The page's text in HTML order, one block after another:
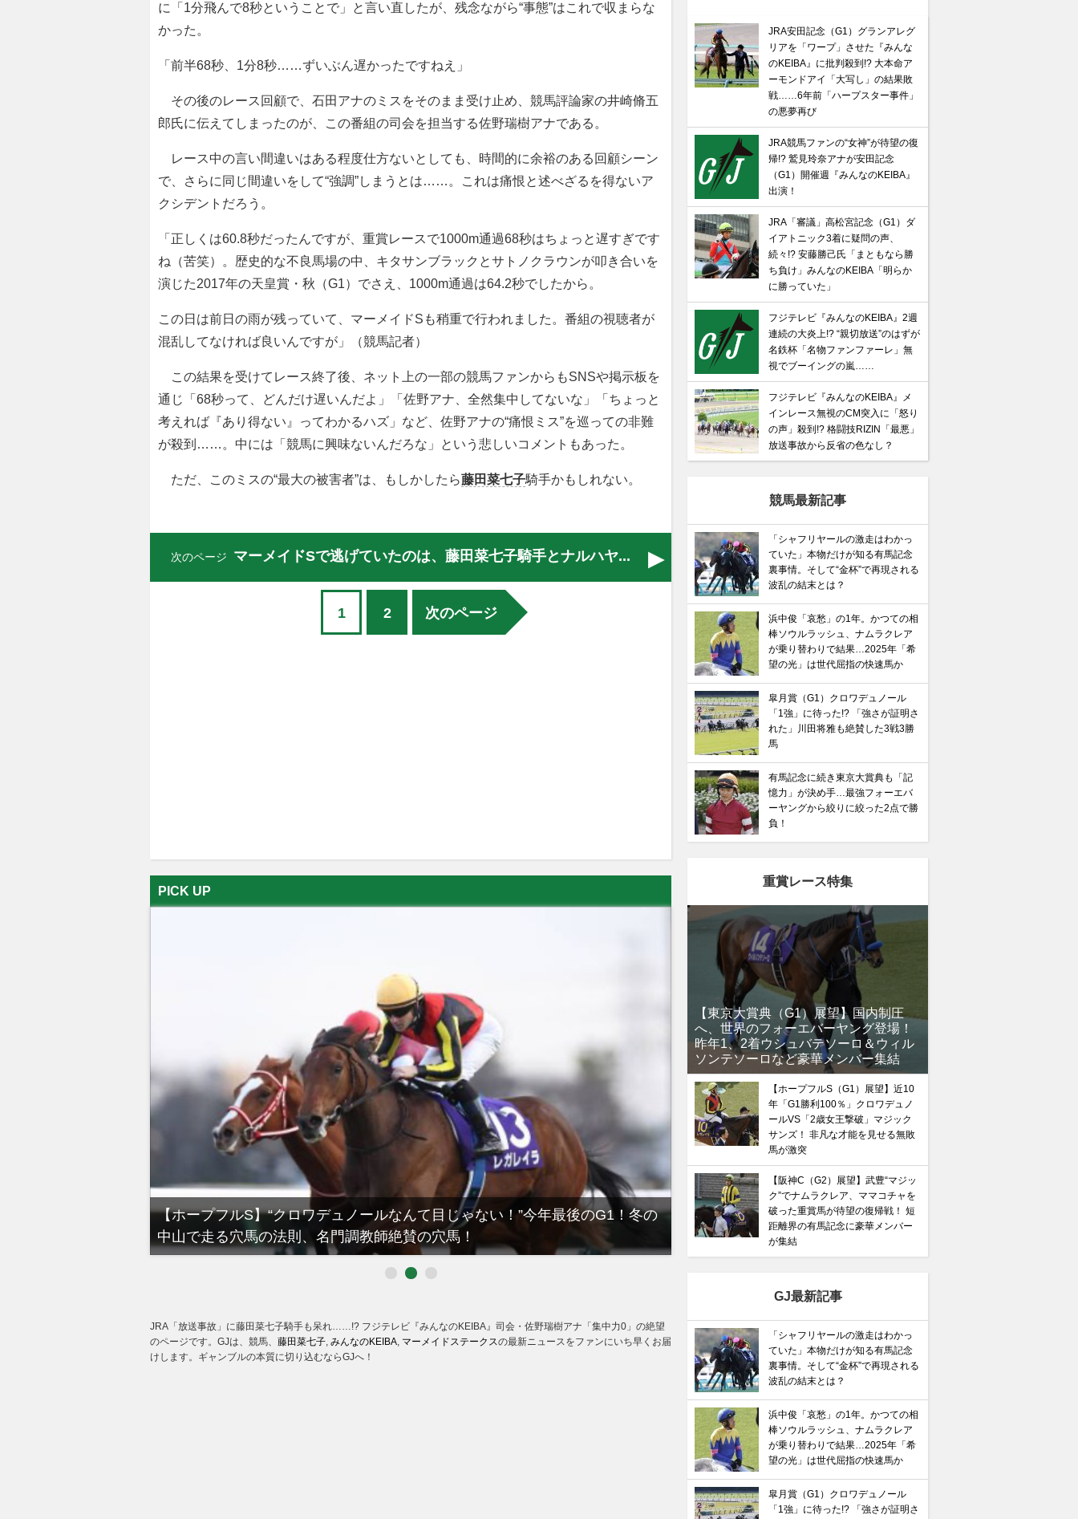
に「1分飛んで8秒ということで」と言い直したが、残念ながら“事態”はこれで収まらな
かった。
「前半68秒、1分8秒……ずいぶん遅かったですねえ」
その後のレース回顧で、石田アナのミスをそのまま受け止め、競馬評論家の井崎脩五
郎氏に伝えてしまったのが、この番組の司会を担当する佐野瑞樹アナである。
レース中の言い間違いはある程度仕方ないとしても、時間的に余裕のある回顧シーン
で、さらに同じ間違いをして“強調”しまうとは……。これは痛恨と述べざるを得ないア
クシデントだろう。
「正しくは60.8秒だったんですが、重賞レースで1000m通過68秒はちょっと遅すぎです
ね（苦笑）。歴史的な不良馬場の中、キタサンブラックとサトノクラウンが叩き合いを
演じた2017年の天皇賞・秋（G1）でさえ、1000m通過は64.2秒でしたから。
この日は前日の雨が残っていて、マーメイドSも稍重で行われました。番組の視聴者が
混乱してなければ良いんですが」（競馬記者）
この結果を受けてレース終了後、ネット上の一部の競馬ファンからもSNSや掲示板を
通じ「68秒って、どんだけ遅いんだよ」「佐野アナ、全然集中してないな」「ちょっと
考えれば『あり得ない』ってわかるハズ」など、佐野アナの“痛恨ミス”を巡っての非難
が殺到……。中には「競馬に興味ないんだろな」という悲しいコメントもあった。
ただ、このミスの“最大の被害者”は、もしかしたら藤田菜七子騎手かもしれない。
次のページ マーメイドSで逃げていたのは、藤田菜七子騎手とナルハヤ...
1 2 次のページ
PICK UP
【ホープフルS】“クロワデュノールなんて目じゃない！”今年最後のG1！冬の
中山で走る穴馬の法則、名門調教師絶賛の穴馬！
【有馬記念】武豊×ドウデュースを逆転できる候補3頭！と絶
るべき“隠れ穴馬！”
JRA「放送事故」に藤田菜七子騎手も呆れ……!? フジテレビ『みんなのKEIBA』司会・佐野瑞樹アナ「集中力0」の絶望
のページです。GJは、競馬、 藤田菜七子, みんなのKEIBA, マーメイドステークスの最新ニュースをファンにいち早くお届
けします。ギャンブルの本質に切り込むならGJへ！
JRA安田記念（G1）グランアレグ
リアを「ワープ」させた『みんな
のKEIBA』に批判殺到!? 大本命ア
ーモンドアイ「大写し」の結果敗
戦……6年前「ハープスター事件」
の悪夢再び
JRA競馬ファンの“女神”が待望の復
帰!? 鷲見玲奈アナが安田記念
（G1）開催週『みんなのKEIBA』
出演！
JRA「審議」高松宮記念（G1）ダ
イアトニック3着に疑問の声、
続々!? 安藤勝己氏「まともなら勝
ち負け」みんなのKEIBA「明らか
に勝っていた」
フジテレビ『みんなのKEIBA』2週
連続の大炎上!? “親切放送”のはずが
名鉄杯「名物ファンファーレ」無
視でブーイングの嵐……
フジテレビ『みんなのKEIBA』メ
インレース無視のCM突入に「怒り
の声」殺到!? 格闘技RIZIN「最悪」
放送事故から反省の色なし？
競馬最新記事
「シャフリヤールの激走はわかっ
ていた」本物だけが知る有馬記念
裏事情。そして“金杯”で再現される
波乱の結末とは？
浜中俊「哀愁」の1年。かつての相
棒ソウルラッシュ、ナムラクレア
が乗り替わりで結果…2025年「希
望の光」は世代屈指の快速馬か
皐月賞（G1）クロワデュノール
「1強」に待った!? 「強さが証明さ
れた」川田将雅も絶賛した3戦3勝
馬
有馬記念に続き東京大賞典も「記
憶力」が決め手…最強フォーエバ
ーヤングから絞りに絞った2点で勝
負！
重賞レース特集
【東京大賞典（G1）展望】国内制圧
へ、世界のフォーエバーヤング登場！
昨年1、2着ウシュバテソーロ＆ウィル
ソンテソーロなど豪華メンバー集結
【ホープフルS（G1）展望】近10
年「G1勝利100％」クロワデュノ
ールVS「2歳女王撃破」マジック
サンズ！ 非凡な才能を見せる無敗
馬が激突
【阪神C（G2）展望】武豊“マジッ
ク”でナムラクレア、ママコチャを
破った重賞馬が待望の復帰戦！ 短
距離界の有馬記念に豪華メンバー
が集結
GJ最新記事
「シャフリヤールの激走はわかっ
ていた」本物だけが知る有馬記念
裏事情。そして“金杯”で再現される
波乱の結末とは？
浜中俊「哀愁」の1年。かつての相
棒ソウルラッシュ、ナムラクレア
が乗り替わりで結果…2025年「希
望の光」は世代屈指の快速馬か
皐月賞（G1）クロワデュノール
「1強」に待った!? 「強さが証明さ